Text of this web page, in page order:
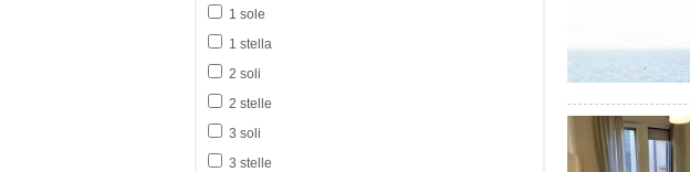
1 sole
1 stella
2 soli
2 stelle
3 soli
3 stelle